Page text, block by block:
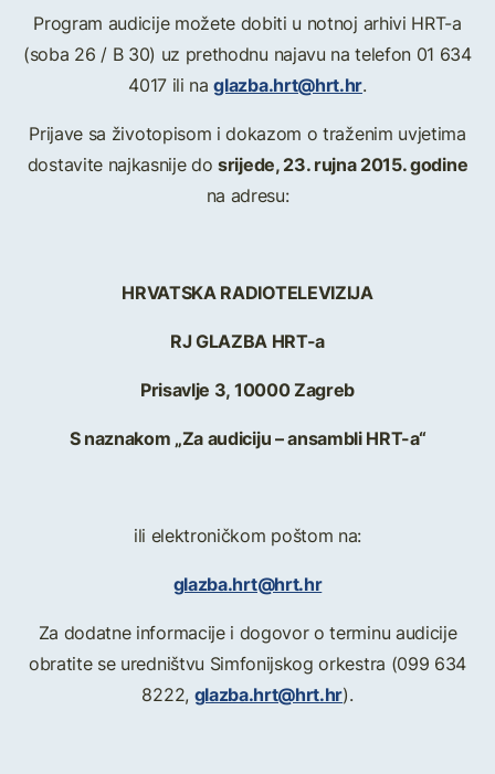
Program audicije možete dobiti u notnoj arhivi HRT-a
(soba 26 / B 30) uz prethodnu najavu na telefon 01 634
4017 ili naglazba.hrt@hrt.hr.
Prijave sa životopisom i dokazom o traženim uvjetima
dostavite najkasnije dosrijede, 23. rujna 2015. godine
na adresu:
HRVATSKA RADIOTELEVIZIJA
RJ GLAZBA HRT-a
Prisavlje 3, 10000 Zagreb
S naznakom „Za audiciju – ansambli HRT-a“
ili elektroničkom poštom na:
glazba.hrt@hrt.hr
Za dodatne informacije i dogovor o terminu audicije
obratite se uredništvu Simfonijskog orkestra (099 634
8222, glazba.hrt@hrt.hr).